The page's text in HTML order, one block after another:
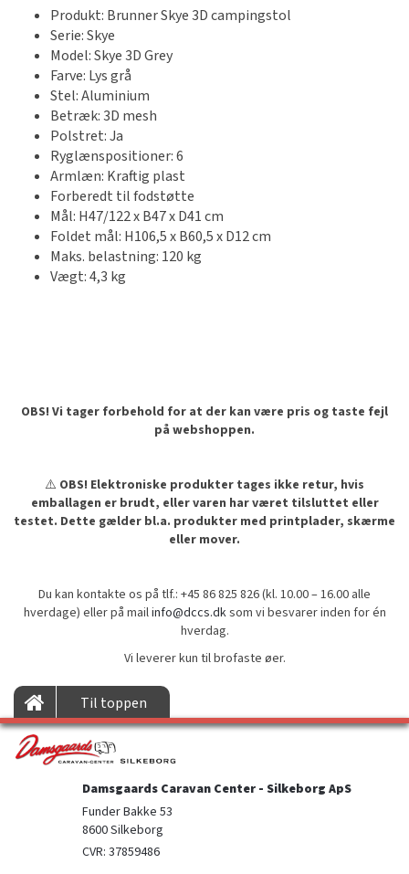
Produkt: Brunner Skye 3D campingstol
Serie: Skye
Model: Skye 3D Grey
Farve: Lys grå
Stel: Aluminium
Betræk: 3D mesh
Polstret: Ja
Ryglænspositioner: 6
Armlæn: Kraftig plast
Forberedt til fodstøtte
Mål: H47/122 x B47 x D41 cm
Foldet mål: H106,5 x B60,5 x D12 cm
Maks. belastning: 120 kg
Vægt: 4,3 kg
OBS! Vi tager forbehold for at der kan være pris og taste fejl
på webshoppen.
⚠️ OBS! Elektroniske produkter tages ikke retur, hvis
emballagen er brudt, eller varen har været tilsluttet eller
testet. Dette gælder bl.a. produkter med printplader, skærme
eller mover.
Du kan kontakte os på tlf.: +45 86 825 826 (kl. 10.00 – 16.00 alle
hverdage) eller på mailinfo@dccs.dksom vi besvarer inden for én
hverdag.
Vi leverer kun til brofaste øer.
Til toppen
Damsgaards Caravan Center - Silkeborg ApS
Funder Bakke 53
8600 Silkeborg
CVR: 37859486